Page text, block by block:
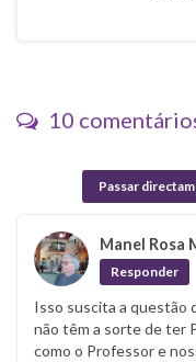
10
Passar
Manel Rosa
Responder
Isso suscita a questão
não têm a sorte de ter
como o Professor e